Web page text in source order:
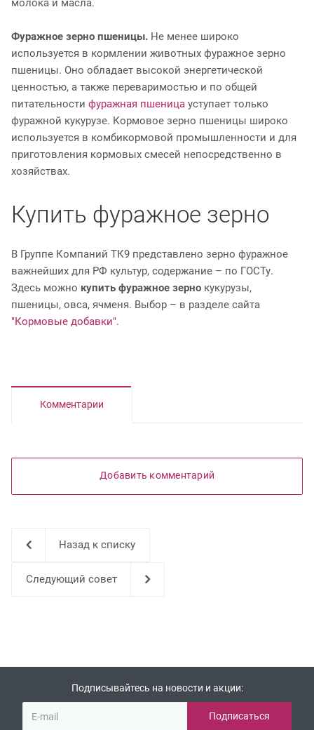
молока и масла.
Фуражное зерно пшеницы. Не менее широко
используется в кормлении животных фуражное зерно
пшеницы. Оно обладает высокой энергетической
ценностью, а также переваримостью и по общей
питательности фуражная пшеница уступает только
фуражной кукурузе. Кормовое зерно пшеницы широко
используется в комбикормовой промышленности и для
приготовления кормовых смесей непосредственно в
хозяйствах.
Купить фуражное зерно
В Группе Компаний ТК9 представлено зерно фуражное
важнейших для РФ культур, содержание – по ГОСТу.
Здесь можно купить фуражное зерно кукурузы,
пшеницы, овса, ячменя. Выбор – в разделе сайта
"Кормовые добавки".
Комментарии
Добавить комментарий
Назад к списку
Следующий совет
Подписывайтесь на новости и акции: